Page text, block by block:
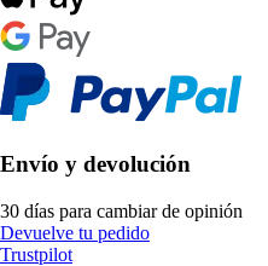
Envío y devolución
30 días para cambiar de opinión
Devuelve tu pedido
Trustpilot